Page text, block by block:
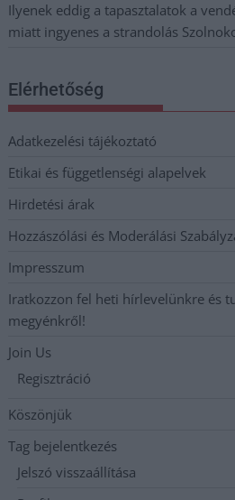
Ilyenek eddig a tapasztalatok a
miatt ingyenes a strandolás
Elérhetőség
Adatkezelési tájékoztató
Etikai és függetlenségi alapelvek
Hirdetési árak
Hozzászólási és Moderálási
Impresszum
Iratkozzon fel heti hírlevelünkre és
megyénkről!
Join Us
Regisztráció
Köszönjük
Tag bejelentkezés
Jelszó visszaállítása